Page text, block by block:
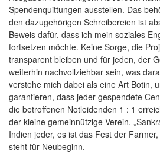
Spendenquittungen ausstellen. Das
den dazugehörigen Schreibereien ist
Beweis dafür, dass ich mein soziales
fortsetzen möchte. Keine Sorge, die
transparent bleiben und für jeden, der
weiterhin nachvollziehbar sein, was
verstehe mich dabei als eine Art Botin,
garantieren, dass jeder gespendete
die betroffenen Notleidenden 1 : 1
der kleine gemeinnützige Verein.
Indien jeder, es ist das Fest der
steht für Neubeginn.